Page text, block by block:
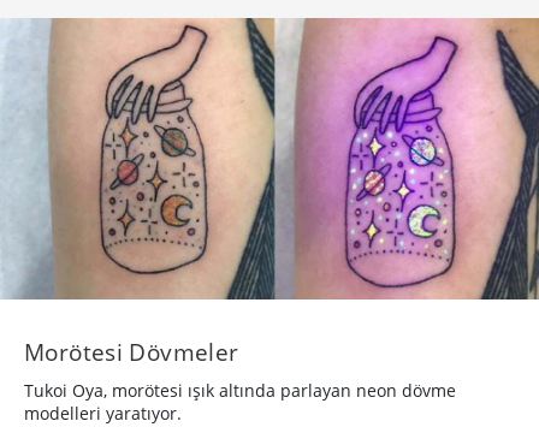
Morötesi Dövmeler
Tukoi Oya, morötesi ışık altında parlayan neon dövme
modelleri yaratıyor.